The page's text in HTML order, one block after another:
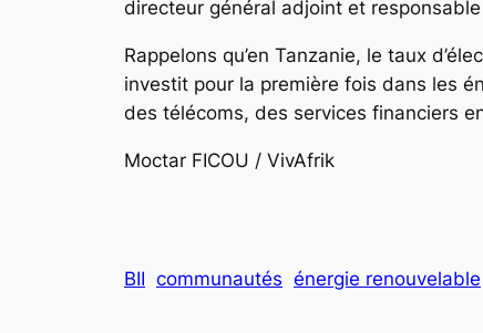
directeur général adjoint et
Rappelons qu’en Tanzanie, le taux
investit pour la première fois dans les
des télécoms, des services financiers
Moctar FICOU / VivAfrik
BII communautés énergie renouvelable